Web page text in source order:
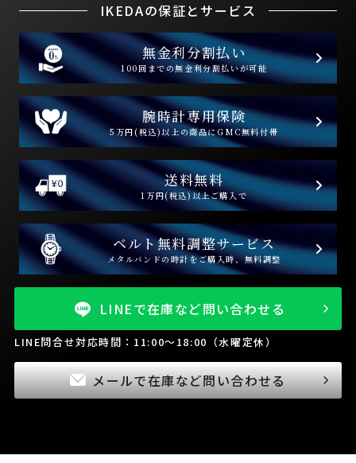
IKEDAの保証とサービス
無金利分割払い
100回までの無金利分割払いが可能
腕時計専用保険
5万円(税込)以上の商品にGMC無料付帯
送料無料
1万円(税込)以上ご購入で
ベルト無料調整サービス
メタルバンドの時計をご購入時、無料調整
LINEで在庫など問い合わせる
LINE問合せ対応時間：11:00～18:00（水曜定休）
メールで在庫など問い合わせる